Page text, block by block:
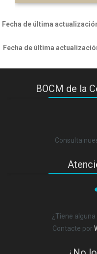
Fecha de última
Fecha de última
BOCM de la
Consulta
¿Tiene
Contacte por